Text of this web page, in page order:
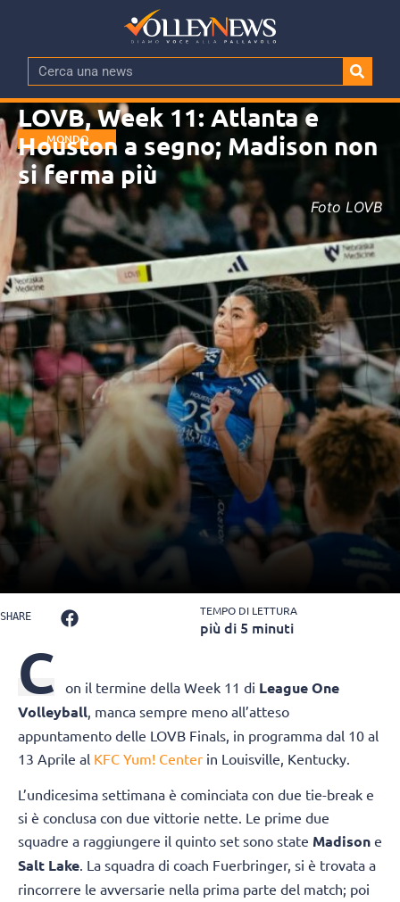
MONDO
LOVB, Week 11: Atlanta e
Houston a segno; Madison non
si ferma più
Foto LOVB
SHARE TEMPO DI LETTURA
più di 5 minuti
C on il termine della Week 11 di League One
Volleyball, manca sempre meno all’atteso
appuntamento delle LOVB Finals, in programma dal 10 al
13 Aprile al KFC Yum! Center in Louisville, Kentucky.
L’undicesima settimana è cominciata con due tie-break e
si è conclusa con due vittorie nette. Le prime due
squadre a raggiungere il quinto set sono state Madison e
Salt Lake. La squadra di coach Fuerbringer, si è trovata a
rincorrere le avversarie nella prima parte del match; poi